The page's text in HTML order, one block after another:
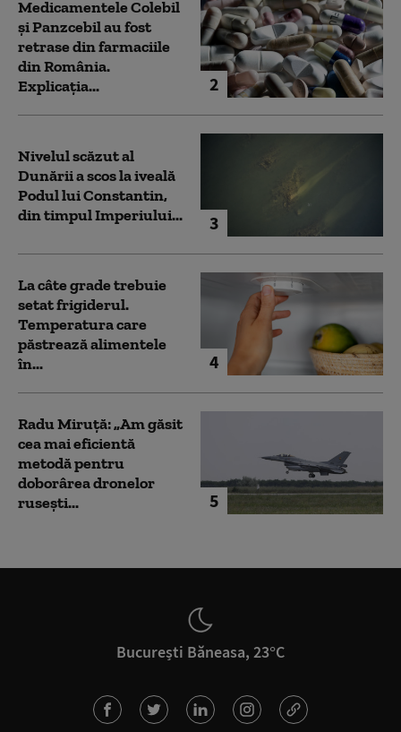
2
Medicamentele Colebil
și Panzcebil au fost
retrase din farmaciile
din România.
Explicația...
3
Nivelul scăzut al
Dunării a scos la iveală
Podul lui Constantin,
din timpul Imperiului...
4
La câte grade trebuie
setat frigiderul.
Temperatura care
păstrează alimentele
în...
5
Radu Miruță: „Am găsit
cea mai eficientă
metodă pentru
doborârea dronelor
rusești...
București Băneasa, 23°C